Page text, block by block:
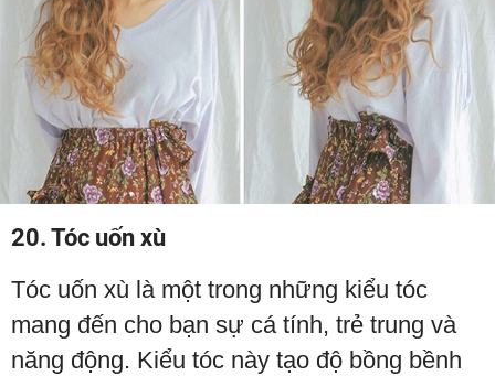
20. Tóc uốn xù
Tóc uốn xù là một trong những kiểu tóc
mang đến cho bạn sự cá tính, trẻ trung và
năng động. Kiểu tóc này tạo độ bồng bềnh